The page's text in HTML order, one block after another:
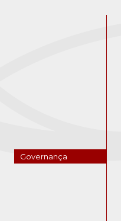
Governança